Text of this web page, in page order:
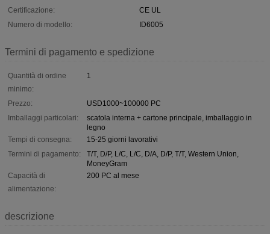
Certificazione:
CE UL
Numero di modello:
ID6005
Termini di pagamento e spedizione
Quantità di ordine
minimo:
1
Prezzo:
USD1000~100000 PC
Imballaggi particolari:
scatola interna + cartone principale, imballaggio in
legno
Tempi di consegna:
15-25 giorni lavorativi
Termini di pagamento:
T/T, D/P, L/C, L/C, D/A, D/P, T/T, Western Union,
MoneyGram
Capacità di
alimentazione:
200 PC al mese
descrizione